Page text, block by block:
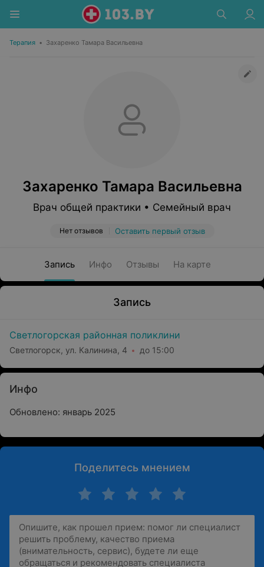
Терапия • Захаренко Тамара Васильевна
Захаренко Тамара Васильевна
Врач общей практики • Семейный врач
Нет отзывов Оставить первый отзыв
Запись Инфо Отзывы На карте
Запись
Светлогорская районная поликлини
Светлогорск, ул. Калинина, 4 до 15:00
Инфо
Обновлено: январь 2025
Поделитесь мнением